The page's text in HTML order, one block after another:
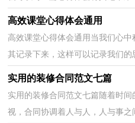
高效课堂心得体会通用
高效课堂心得体会通用当我们心
其记录下来，这样可以记录我们
了吗？下面是小编为大家整理的高
实用的装修合同范文七篇
实用的装修合同范文七篇随着时
视，合同协调着人与人，人与事